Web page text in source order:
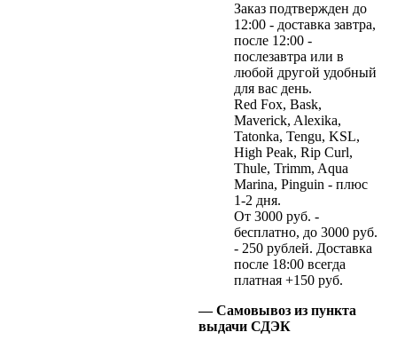
Заказ подтвержден до
12:00 - доставка завтра,
после 12:00 -
послезавтра или в
любой другой удобный
для вас день.
Red Fox, Bask,
Maverick, Alexika,
Tatonka, Tengu, KSL,
High Peak, Rip Curl,
Thule, Trimm, Aqua
Marina, Pinguin - плюс
1-2 дня.
От 3000 руб. -
бесплатно, до 3000 руб.
- 250 рублей. Доставка
после 18:00 всегда
платная +150 руб.
— Самовывоз из пункта
выдачи СДЭК